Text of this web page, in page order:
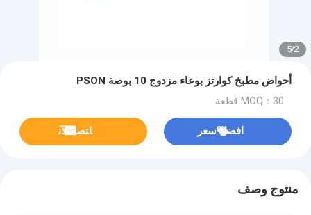
2
/
5
أحواض مطبخ كوارتز بوعاء مزدوج 10 بوصة PSON
MOQ：30 قطعة
افضل سعر ﺎﺘﺼﻟ ﺍﻶﻧ
منتوج وصف